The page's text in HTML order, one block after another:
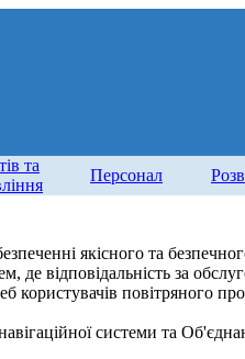
та
Персонал
якісного та
де відповідальність за
користувачів повітряного
системи та